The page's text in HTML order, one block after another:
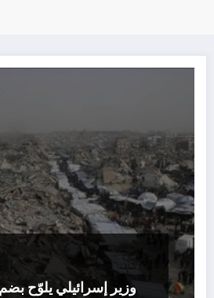
وزير إسرائيلي يلوّح